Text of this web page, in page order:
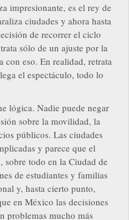
impresionante, es el rey de
ciudades y ahora hasta
de recorrer el ciclo
sólo de un ajuste por la
con eso. En realidad, retrata
el espectáculo, todo lo
lógica. Nadie puede negar
sobre la movilidad, la
públicos. Las ciudades
y parece que el
sobre todo en la Ciudad de
de estudiantes y familias
y, hasta cierto punto,
en México las decisiones
problemas mucho más